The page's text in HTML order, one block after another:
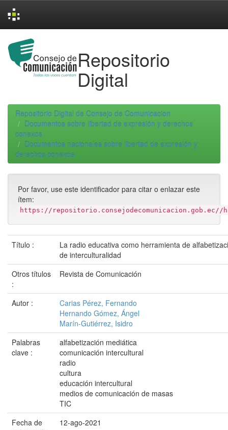
navigation
Repositorio
Digital
Repositorio Digital de Consejo de Comunicacion
Documentos sobre libertad de expresión y derechos
conexos
Documentos nacionales sobre libertad de expresión y
derechos conexos
Por favor, use este identificador para citar o enlazar este
ítem:
https://repositorio.consejodecomunicacion.gob.ec//
Título :
La radio educativa como herramienta de
de interculturalidad
Otros títulos
:
Revista de Comunicación
Autor :
Carias Pérez, Fernando
Hernando Gómez, Ángel
Marín-Gutiérrez, Isidro
Palabras
clave :
alfabetización mediática
comunicación intercultural
radio
cultura
educación intercultural
medios de comunicación de masas
TIC
Fecha de
12-ago-2021